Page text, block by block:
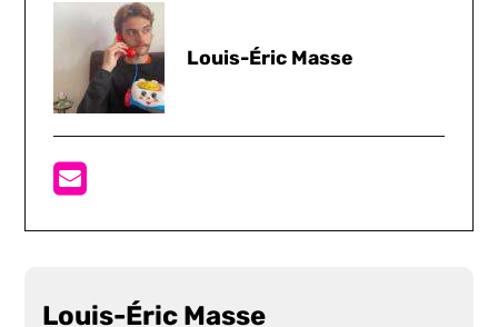
Louis-Éric Masse
Louis-Éric Masse